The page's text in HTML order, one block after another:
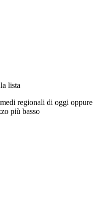
lista
regionali di oggi oppure
più basso